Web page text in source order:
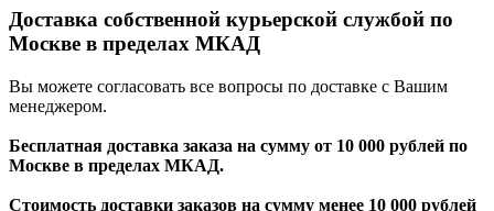
Доставка собственной курьерской службой по
Москве в пределах МКАД
Вы можете согласовать все вопросы по доставке с Вашим
менеджером.
Бесплатная доставка заказа на сумму от 10 000 рублей по
Москве в пределах МКАД.
Стоимость доставки заказов на сумму менее 10 000 рублей